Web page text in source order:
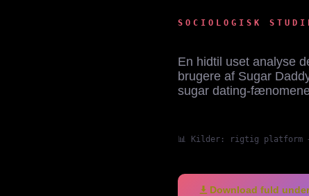
SOCIOLOGISK
En hidtil uset analyse
brugere af Sugar
sugar dating-
📊 Kilder: rigtig platform +
Download fuld